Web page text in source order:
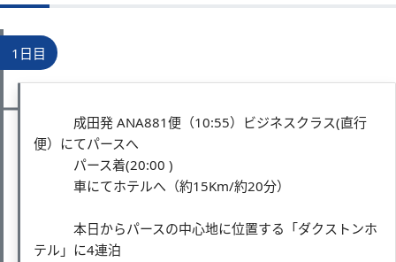
1日目
成田発 ANA881便（10:55）ビジネスクラス(直行
便）にてパースへ
パース着(20:00 )
車にてホテルへ（約15Km/約20分）
本日からパースの中心地に位置する「ダクストンホ
テル」に4連泊